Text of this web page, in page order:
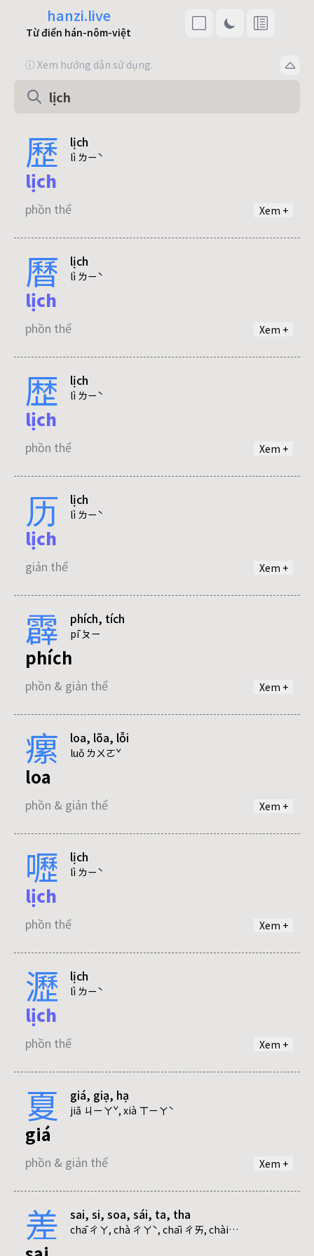
hanzi.live
Từ điển hán-nôm-việt
ⓘ Xem hướng dẫn sử dụng.
歷 lịch
lì ㄌㄧˋ
Xem +
lịch
phồn thể
曆 lịch
lì ㄌㄧˋ
Xem +
lịch
phồn thể
歴 lịch
lì ㄌㄧˋ
Xem +
lịch
phồn thể
历 lịch
lì ㄌㄧˋ
Xem +
lịch
giản thể
霹 phích, tích
pī ㄆㄧ
Xem +
phích
phồn & giản thể
tích
phồn & giản thể
瘰 loa, lõa, lỗi
luǒ ㄌㄨㄛˇ
Xem +
loa
phồn & giản thể
lõa
phồn & giản thể
lỗi
phồn & giản thể
嚦 lịch
lì ㄌㄧˋ
Xem +
lịch
phồn thể
瀝 lịch
lì ㄌㄧˋ
Xem +
lịch
phồn thể
夏 giá, giạ, hạ
jiǎ ㄐㄧㄚˇ, xià ㄒㄧㄚˋ
Xem +
giá
phồn & giản thể
giạ
差 sai, si, soa, sái, ta, tha
chā ㄔㄚ, chà ㄔㄚˋ, chāi ㄔㄞ, chài ㄔㄞˋ, cī ㄘ, cuō ㄘㄨㄛ, jiē ㄐㄧㄝ